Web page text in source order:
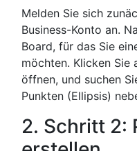
Melden Sie sich
Business-Konto an.
Board, für das Sie
möchten. Klicken Sie
öffnen, und suchen
Punkten (Ellipsis)
2. Schritt 2: